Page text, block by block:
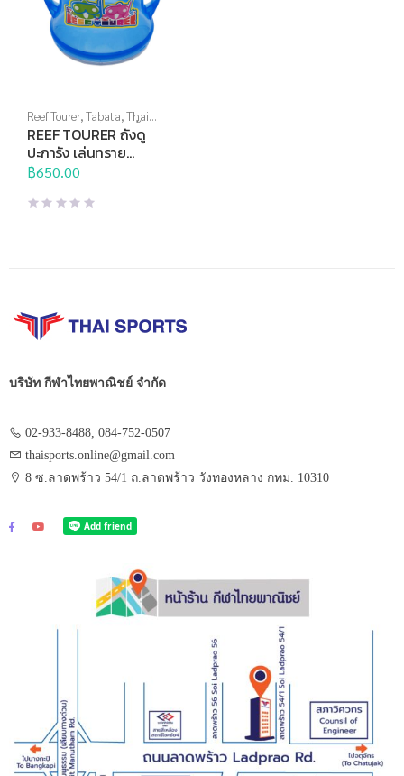
Reef Tourer,Tabata,Thai
Sports Brand,กีฬาทางน้ำ
อุปกรณ์ทางน้ำอื่นๆ
REEF TOURER ถังดู
ปะการัง เล่นทราย
RA0506
฿650.00
บริษัท กีฬาไทยพาณิชย์ จำกัด
02-933-8488, 084-752-0507
thaisports.online@gmail.com
8 ซ.ลาดพร้าว 54/1 ถ.ลาดพร้าว วังทองหลาง กทม. 10310